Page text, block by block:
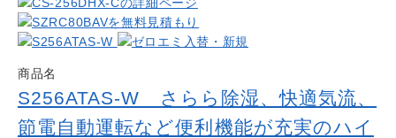
商品名
S256ATAS-W さらら除湿、快適気流、
節電自動運転など便利機能が充実のハイ